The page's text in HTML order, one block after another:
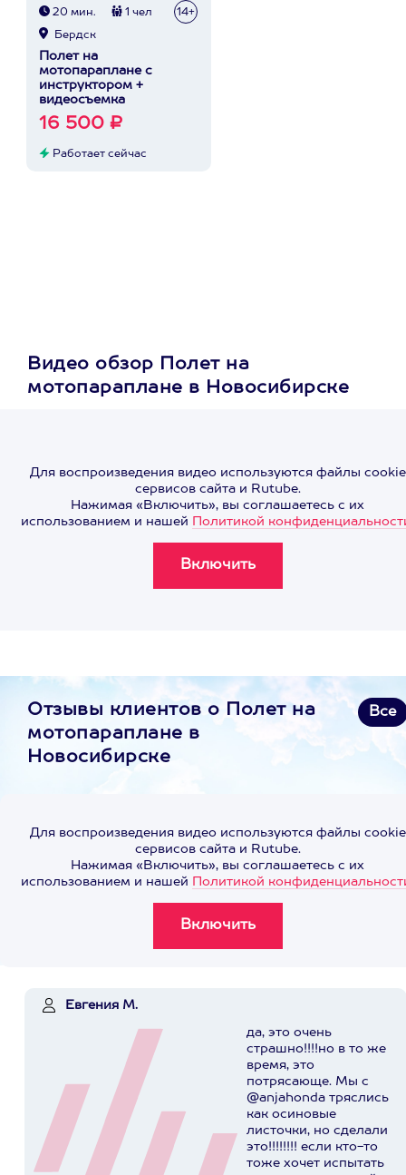
20 мин. 1 чел 14+
Бердск
Полет на
мотопараплане с
инструктором +
видеосъемка
16 500 ₽
Работает сейчас
Видео обзор Полет на
мотопараплане в Новосибирске
Для воспроизведения видео используются файлы cookie
сервисов сайта и Rutube.
Нажимая «Включить», вы соглашаетесь с их
использованием и нашей Политикой
Отзывы клиентов о Полет на
мотопараплане в
Новосибирске
Все
Для воспроизведения видео используются файлы cookie
сервисов сайта и Rutube.
Нажимая «Включить», вы соглашаетесь с их
использованием и нашей Политикой
Евгения М.
да, это очень
страшно!!!!но в то же
время, это
потрясающе. Мы с
@anjahonda тряслись
как осиновые
листочки, но сделали
это!!!!!!!! если кто-то
тоже хочет испытать